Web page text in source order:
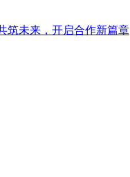
筑未来，开启合作新篇章